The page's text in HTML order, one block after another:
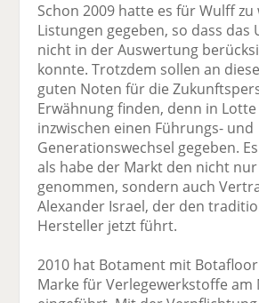
Schon 2009 hatte es für Wulff zu
Listungen gegeben, so dass das
nicht in der Auswertung
konnte. Trotzdem sollen an
guten Noten für die
Erwähnung finden, denn in Lotte
inzwischen einen Führungs- und
Generationswechsel gegeben.
als habe der Markt den nicht
genommen, sondern auch
Alexander Israel, der den
Hersteller jetzt führt.
2010 hat Botament mit
Marke für Verlegewerkstoffe am